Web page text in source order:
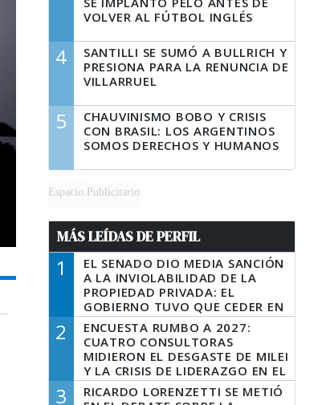
VOLVER AL FÚTBOL INGLÉS
4
SANTILLI SE SUMÓ A BULLRICH Y
PRESIONA PARA LA RENUNCIA DE
VILLARRUEL
5
CHAUVINISMO BOBO Y CRISIS
CON BRASIL: LOS ARGENTINOS
SOMOS DERECHOS Y HUMANOS
Espacio Publicitario
MÁS LEÍDAS DE PERFIL
1
EL SENADO DIO MEDIA SANCIÓN
A LA INVIOLABILIDAD DE LA
PROPIEDAD PRIVADA: EL
GOBIERNO TUVO QUE CEDER EN
LA LEY DEL MANEJO DEL FUEGO
2
ENCUESTA RUMBO A 2027:
CUATRO CONSULTORAS
MIDIERON EL DESGASTE DE MILEI
Y LA CRISIS DE LIDERAZGO EN EL
PERONISMO
3
RICARDO LORENZETTI SE METIÓ